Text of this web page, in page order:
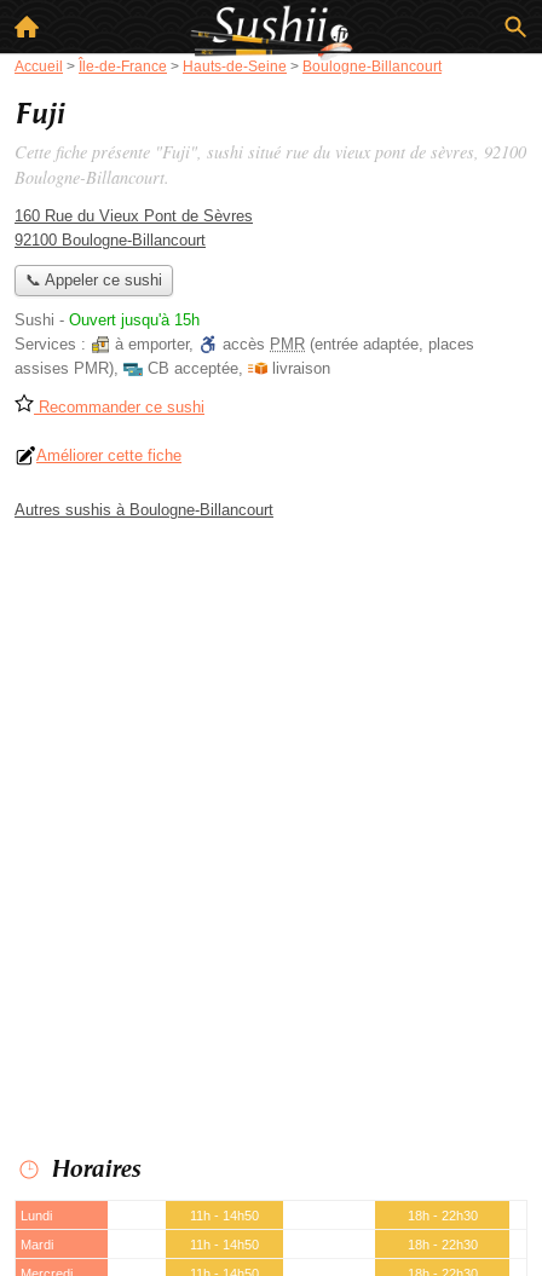
Accueil > Île-de-France > Hauts-de-Seine > Boulogne-Billancourt
Fuji
Cette fiche présente "Fuji", sushi situé rue du vieux pont de sèvres, 92100
Boulogne-Billancourt.
160 Rue du Vieux Pont de Sèvres
92100 Boulogne-Billancourt
📞 Appeler ce sushi
Sushi - Ouvert jusqu'à 15h
Services :
à emporter, accès PMR (entrée adaptée, places
assises PMR), CB acceptée, livraison
Recommander ce sushi
Améliorer cette fiche
Autres sushis à Boulogne-Billancourt
Horaires
Lundi 11h - 14h50
18h - 22h30
Mardi
11h - 14h50
18h - 22h30